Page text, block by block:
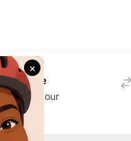
Suisse
d'achat pour